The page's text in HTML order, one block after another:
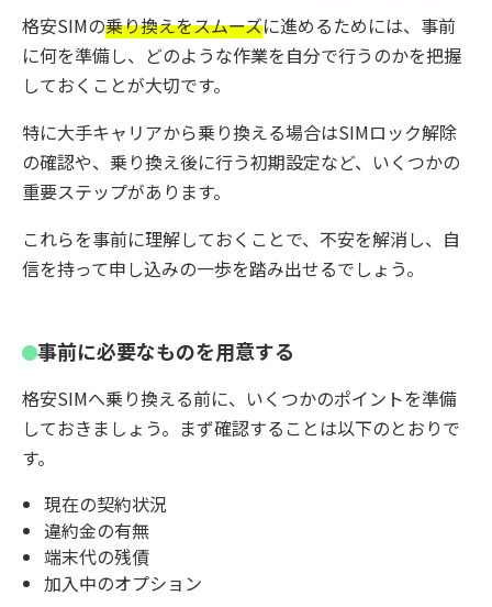
格安SIMの乗り換えをスムーズに進めるためには、事前
に何を準備し、どのような作業を自分で行うのかを把握
しておくことが大切です。
特に大手キャリアから乗り換える場合はSIMロック解除
の確認や、乗り換え後に行う初期設定など、いくつかの
重要ステップがあります。
これらを事前に理解しておくことで、不安を解消し、自
信を持って申し込みの一歩を踏み出せるでしょう。
事前に必要なものを用意する
格安SIMへ乗り換える前に、いくつかのポイントを準備
しておきましょう。まず確認することは以下のとおりで
す。
現在の契約状況
違約金の有無
端末代の残債
加入中のオプション